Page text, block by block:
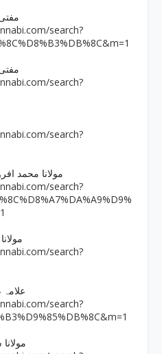
��
search?
��
search?
search?
�� مولانا محمد
search?
��
search?
��
search?
��